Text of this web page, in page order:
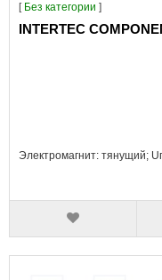
[ Без категории ]
INTERTEC
Электромагнит: тянущий;